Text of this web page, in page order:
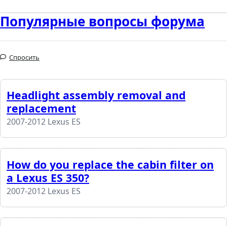
Популярные вопросы форума
Спросить
Headlight assembly removal and
replacement
2007-2012 Lexus ES
How do you replace the cabin filter on
a Lexus ES 350?
2007-2012 Lexus ES